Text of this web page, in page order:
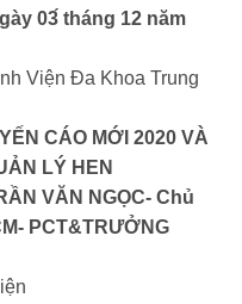
03́ tháng 12 năm
Viện Đa Khoa Trung
CÁO MỚI 2020 VÀ
LÝ HEN
VĂN NGỌC- Chủ
PCT&TRƯỞNG